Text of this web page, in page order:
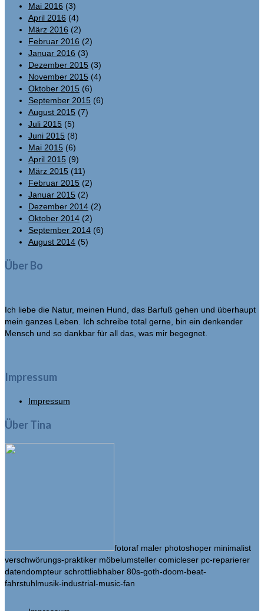
Mai 2016 (3)
April 2016 (4)
März 2016 (2)
Februar 2016 (2)
Januar 2016 (3)
Dezember 2015 (3)
November 2015 (4)
Oktober 2015 (6)
September 2015 (6)
August 2015 (7)
Juli 2015 (5)
Juni 2015 (8)
Mai 2015 (6)
April 2015 (9)
März 2015 (11)
Februar 2015 (2)
Januar 2015 (2)
Dezember 2014 (2)
Oktober 2014 (2)
September 2014 (6)
August 2014 (5)
Über Bo
Ich liebe die Natur, meinen Hund, das Barfuß gehen und überhaupt
mein ganzes Leben. Ich schreibe total gerne, bin ein denkender
Mensch und so dankbar für all das, was mir begegnet.
Impressum
Impressum
Über Tina
fotoraf maler photoshoper minimalist
verschwörungs-praktiker möbelumsteller comicleser pc-reparierer
datendompteur schrottliebhaber 80s-goth-doom-beat-
fahrstuhlmusik-industrial-music-fan